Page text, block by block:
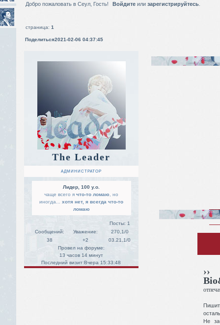
Добро пожаловать в Сеул, Гость! Войдите или зарегистрируйтесь
страница: 1
Поделиться2021-02-06 04:37:45
The Leader
АДМИНИСТРАТОР
Лидер, 100 y.o.
чаще всего я что-то ломаю , но
иногда... хотя нет, я всегда что-то
ломаю
Сообщений:
38
Уважение:
+2
Посты: 1
270,1/0
03.21,1/0
Провел на форуме:
13 часов 14 минут
Последний визит:Вчера 15:33:48
››
Не